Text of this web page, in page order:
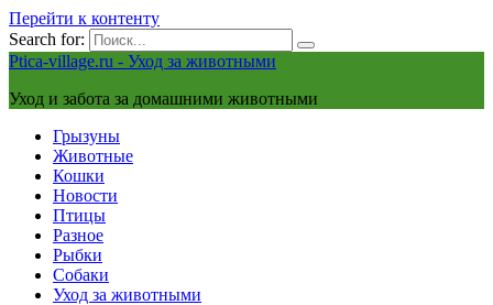
Перейти к контенту
Search for:
Ptica-village.ru - Уход за животными
Уход и забота за домашними животными
Грызуны
Животные
Кошки
Новости
Птицы
Разное
Рыбки
Собаки
Уход за животными